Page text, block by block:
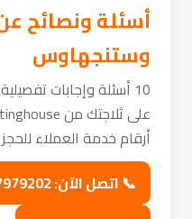
أسئلة ونصائح
وستنجهاوس
10 أسئلة وإجابات
أرقام خدمة العملاء
📞 اتصل الآن: 01007979202